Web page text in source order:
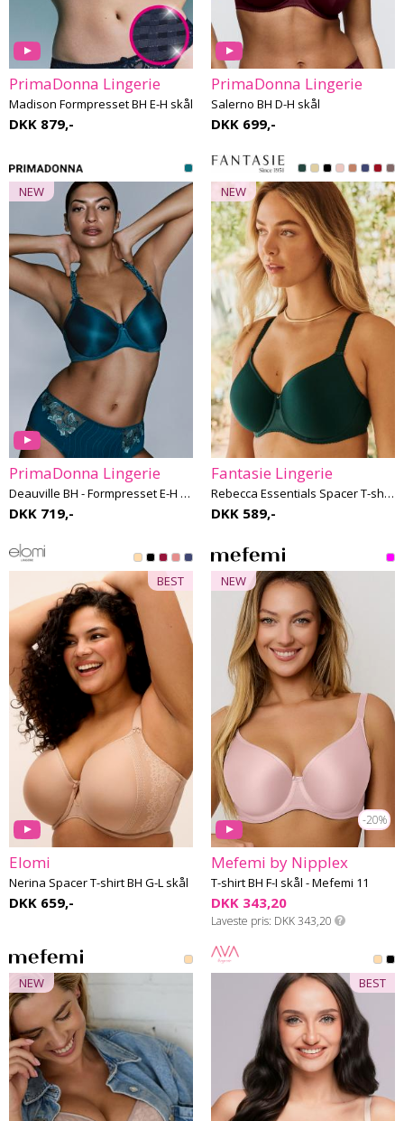
PrimaDonna Lingerie
Madison Formpresset BH E-H skål
DKK 879,-
PrimaDonna Lingerie
Salerno BH D-H skål
DKK 699,-
NEW
PrimaDonna Lingerie
Deauville BH - Formpresset E-H skål
DKK 719,-
NEW
Fantasie Lingerie
Rebecca Essentials Spacer T-shirt BH F-K skål
DKK 589,-
BEST
Elomi
Nerina Spacer T-shirt BH G-L skål
DKK 659,-
-20%
NEW
Mefemi by Nipplex
T-shirt BH F-I skål - Mefemi 11
DKK 343,20
Laveste pris DKK 343,20
NEW BEST